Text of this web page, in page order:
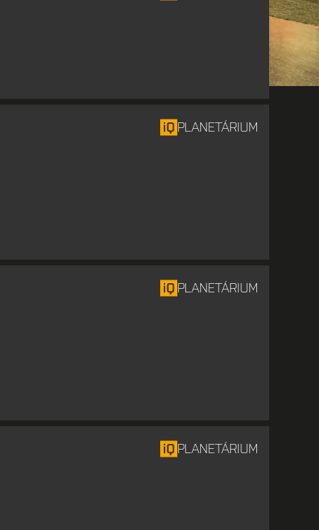
PLANETÁRIUM
PLANETÁRIUM
PLANETÁRIUM